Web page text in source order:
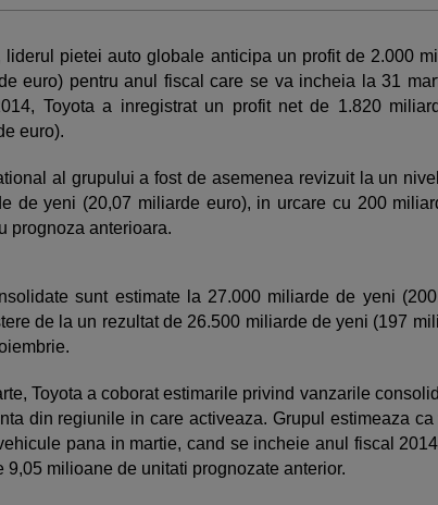
liderul pietei auto globale anticipa un profit de 2.000
euro) pentru anul fiscal care se va incheia la 31
Toyota a inregistrat un profit net de 1.820
euro).
al grupului a fost de asemenea revizuit la un
de yeni (20,07 miliarde euro), in urcare cu 200
prognoza anterioara.
sunt estimate la 27.000 miliarde de yeni
de la un rezultat de 26.500 miliarde de yeni (197
Toyota a coborat estimarile privind vanzarile
din regiunile in care activeaza. Grupul estimeaza ca
pana in martie, cand se incheie anul fiscal
9,05 milioane de unitati prognozate anterior.